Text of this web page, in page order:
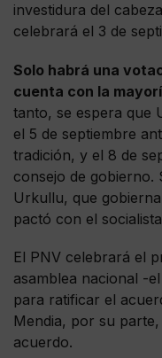
investidura del
celebrará el 3 de
Solo habrá una
cuenta con la
tanto, se espera que
el 5 de septiembre
tradición, y el 8 de
consejo de gobierno.
Urkullu, que
pactó con el
El PNV celebrará el
asamblea nacional -
para ratificar el
Mendia, por su
acuerdo.